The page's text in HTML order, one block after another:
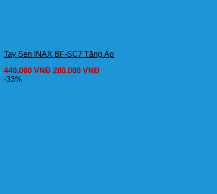
Tay Sen INAX BF-SC7 Tăng Áp
440,000VNĐ 280,000 VNĐ
-33%